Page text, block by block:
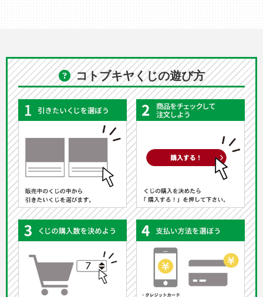
コトブキヤくじの遊び方